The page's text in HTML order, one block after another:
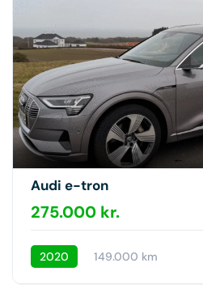
Audi e-tron
275.000 kr.
2020 149.000 km